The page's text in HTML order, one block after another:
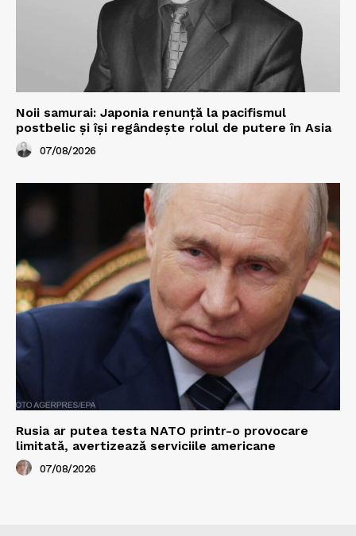
Noii samurai: Japonia renunță la pacifismul
postbelic și își regândește rolul de putere în Asia
07/08/2026
Rusia ar putea testa NATO printr-o provocare
limitată, avertizează serviciile americane
07/08/2026